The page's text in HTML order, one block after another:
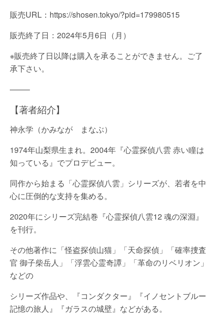
販売URL：https://shosen.tokyo/?pid=179980515
販売終了日：2024年5月6日（月）
※販売終了日以降は購入を承ることができません。ご了
承下さい。
——–
【著者紹介】
神永学（かみなが まなぶ）
1974年山梨県生まれ。2004年『心霊探偵八雲 赤い瞳は
知っている』でプロデビュー。
同作から始まる「心霊探偵八雲」シリーズが、若者を中
心に圧倒的な支持を集める。
2020年にシリーズ完結巻『心霊探偵八雲12 魂の深淵』
を刊行。
その他著作に「怪盗探偵山猫」「天命探偵」「確率捜査
官 御子柴岳人」「浮雲心霊奇譚」「革命のリベリオン」
などの
シリーズ作品や、『コンダクター』『イノセントブルー
記憶の旅人』『ガラスの城壁』などがある。